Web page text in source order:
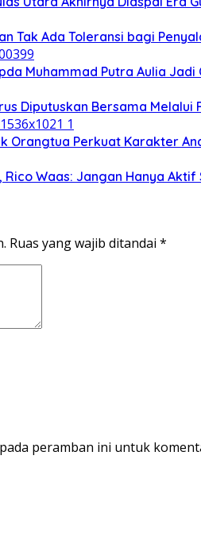
Tak Ada Toleransi bagi
Muhammad Putra Aulia Jadi
Diputuskan Bersama Melalui
Orangtua Perkuat Karakter
Waas: Jangan Hanya Aktif
Ruas yang wajib ditandai *
peramban ini untuk